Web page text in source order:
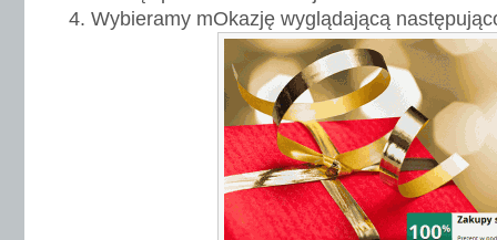
Wybieramy mOkazję wyglądającą